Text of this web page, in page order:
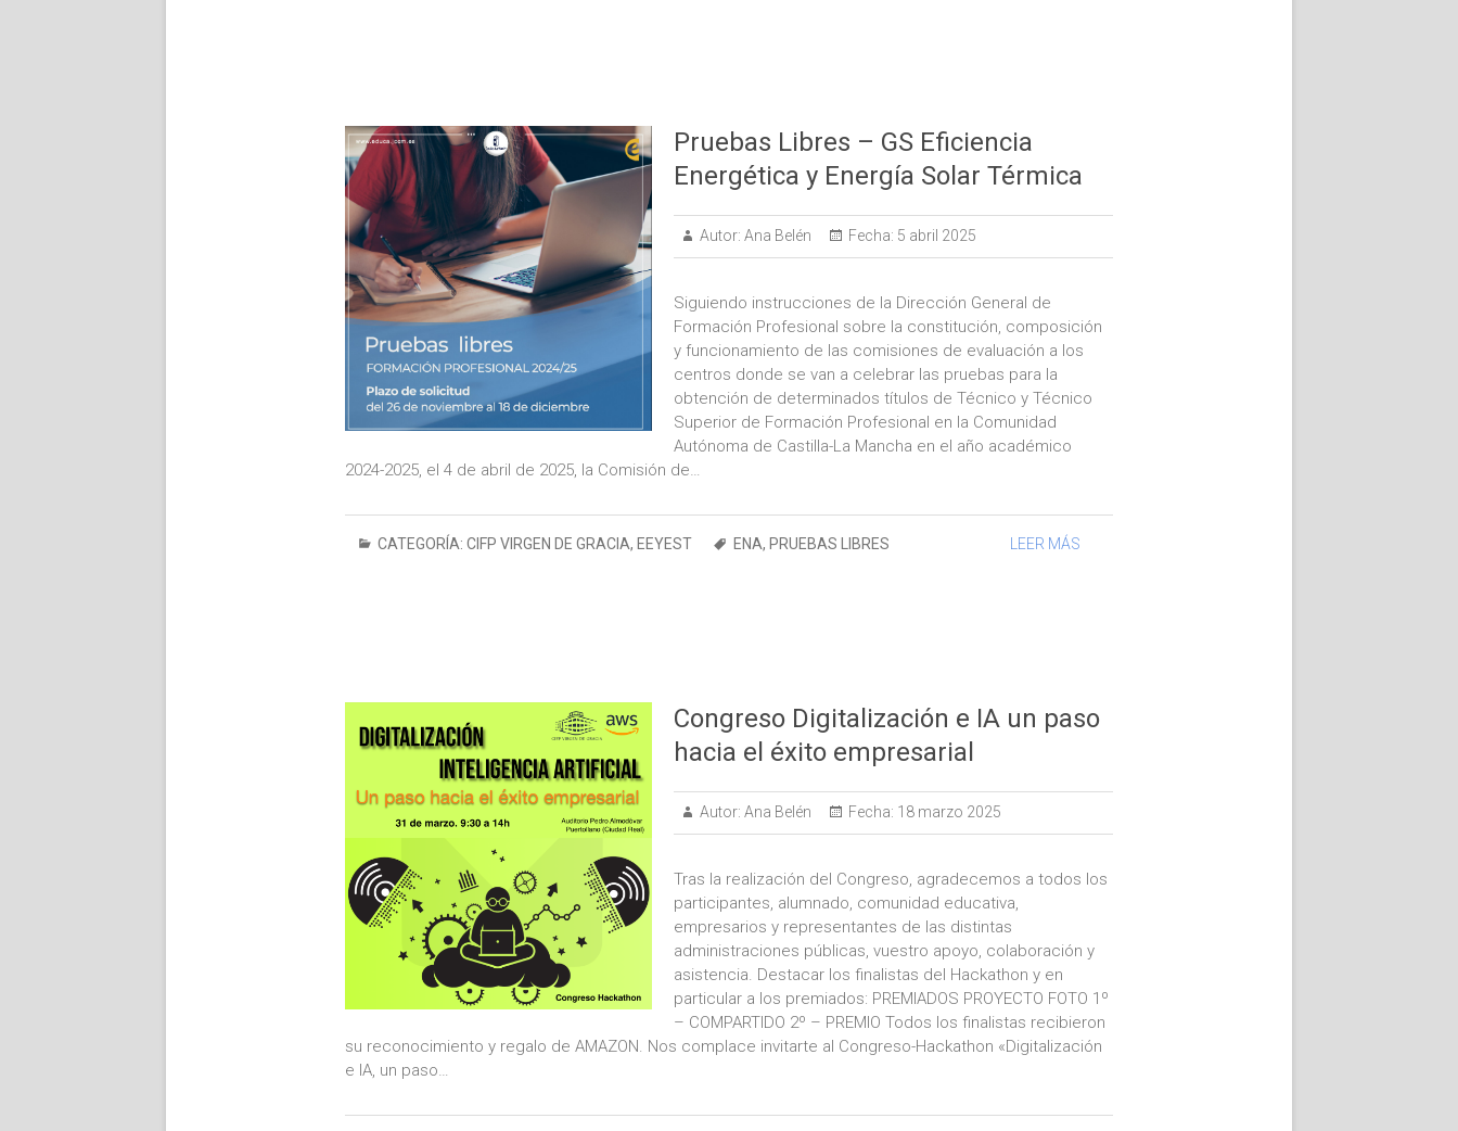
Pruebas Libres – GS Eficiencia
Energética y Energía Solar Térmica
Autor: Ana Belén Fecha: 5 abril 2025
Siguiendo instrucciones de la Dirección General de
Formación Profesional sobre la constitución, composición
y funcionamiento de las comisiones de evaluación a los
centros donde se van a celebrar las pruebas para la
obtención de determinados títulos de Técnico y Técnico
Superior de Formación Profesional en la Comunidad
Autónoma de Castilla-La Mancha en el año académico
2024-2025, el 4 de abril de 2025, la Comisión de…
CATEGORÍA: CIFP VIRGEN DE GRACIA, EEYEST ENA, PRUEBAS LIBRES LEER MÁS
Congreso Digitalización e IA un paso
hacia el éxito empresarial
Autor: Ana Belén Fecha: 18 marzo 2025
Tras la realización del Congreso, agradecemos a todos los
participantes, alumnado, comunidad educativa,
empresarios y representantes de las distintas
administraciones públicas, vuestro apoyo, colaboración y
asistencia. Destacar los finalistas del Hackathon y en
particular a los premiados: PREMIADOS PROYECTO FOTO 1º
– COMPARTIDO 2º – PREMIO Todos los finalistas recibieron
su reconocimiento y regalo de AMAZON. Nos complace invitarte al Congreso-Hackathon «Digitalización
e IA, un paso…